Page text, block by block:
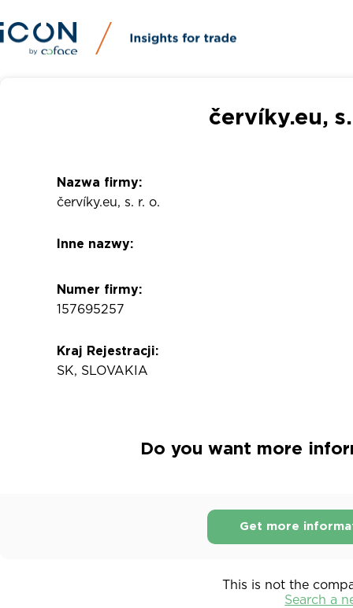
červíky.eu,
Nazwa firmy:
červíky.eu, s. r. o.
Inne nazwy:
Numer firmy:
157695257
Kraj Rejestracji:
SK, SLOVAKIA
Do you want more
Get more
This is not the
Search a